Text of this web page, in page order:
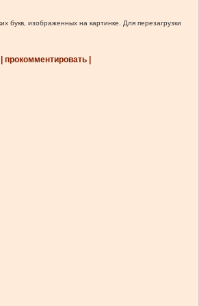
букв, изображенных на картинке. Для перезагрузки
| прокомментировать |